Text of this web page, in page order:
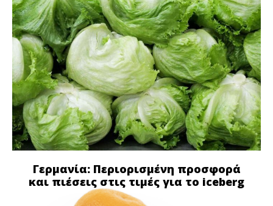
Γερμανία: Περιορισμένη προσφορά
και πιέσεις στις τιμές για το iceberg